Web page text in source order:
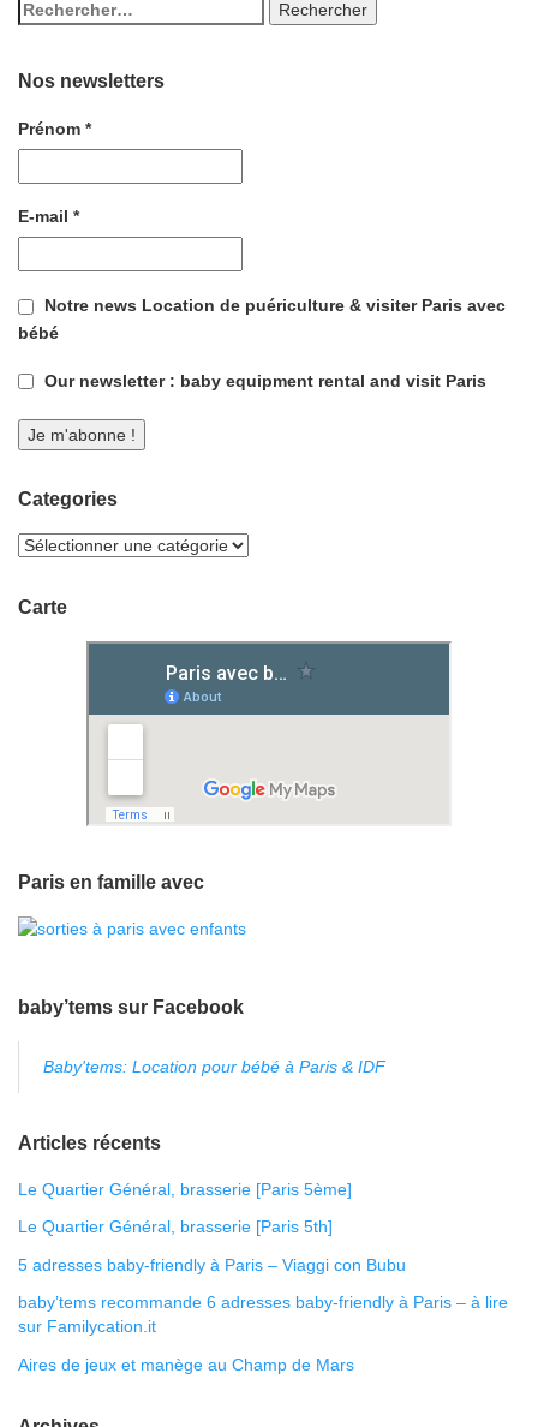
Nos newsletters
Prénom *
E-mail *
Notre news Location de puériculture & visiter Paris avec
bébé
Our newsletter : baby equipment rental and visit Paris
Categories
Carte
Paris en famille avec
baby’tems sur Facebook
Baby'tems: Location pour bébé à Paris & IDF
Articles récents
Le Quartier Général, brasserie [Paris 5ème]
Le Quartier Général, brasserie [Paris 5th]
5 adresses baby-friendly à Paris – Viaggi con Bubu
baby’tems recommande 6 adresses baby-friendly à Paris – à lire
sur Familycation.it
Aires de jeux et manège au Champ de Mars